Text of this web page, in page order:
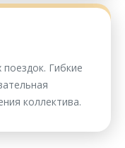
Гибкие
коллектива.